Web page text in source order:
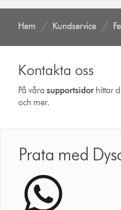
Hem Kundservice
Kontakta oss
På vårasupport­sidor hittar
och mer.
Prata med